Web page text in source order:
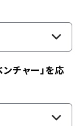
チャー」を応